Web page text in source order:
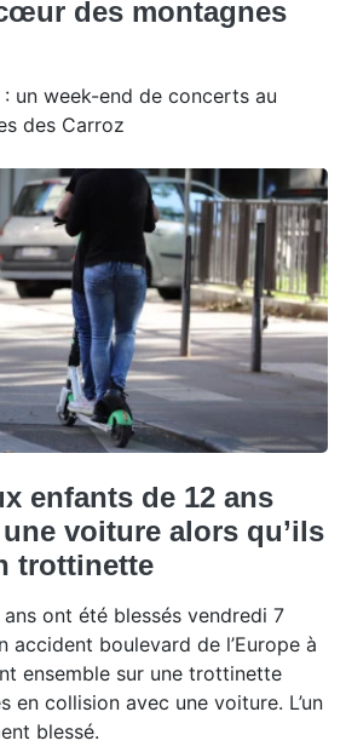
des montagnes
un week-end de concerts au
des Carroz
enfants de 12 ans
voiture alors qu’ils
trottinette
ont été blessés vendredi 7
accident boulevard de l’Europe à
ensemble sur une trottinette
en collision avec une voiture. L’un
blessé.